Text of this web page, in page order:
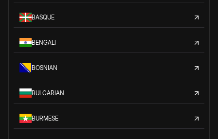
BASQUE
BENGALI
BOSNIAN
BULGARIAN
BURMESE